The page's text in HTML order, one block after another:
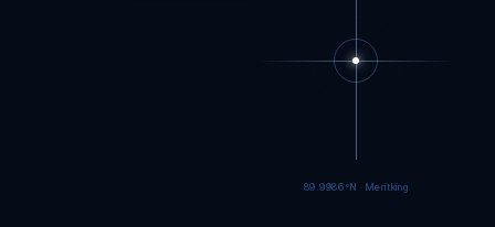
89.9984°N · Meritking